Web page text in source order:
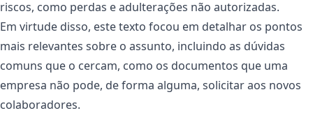
riscos, como perdas e adulterações não autorizadas.
Em virtude disso, este texto focou em detalhar os pontos
mais relevantes sobre o assunto, incluindo as dúvidas
comuns que o cercam, como os documentos que uma
empresa não pode, de forma alguma, solicitar aos novos
colaboradores.